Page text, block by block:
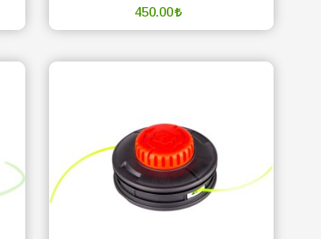
450.00